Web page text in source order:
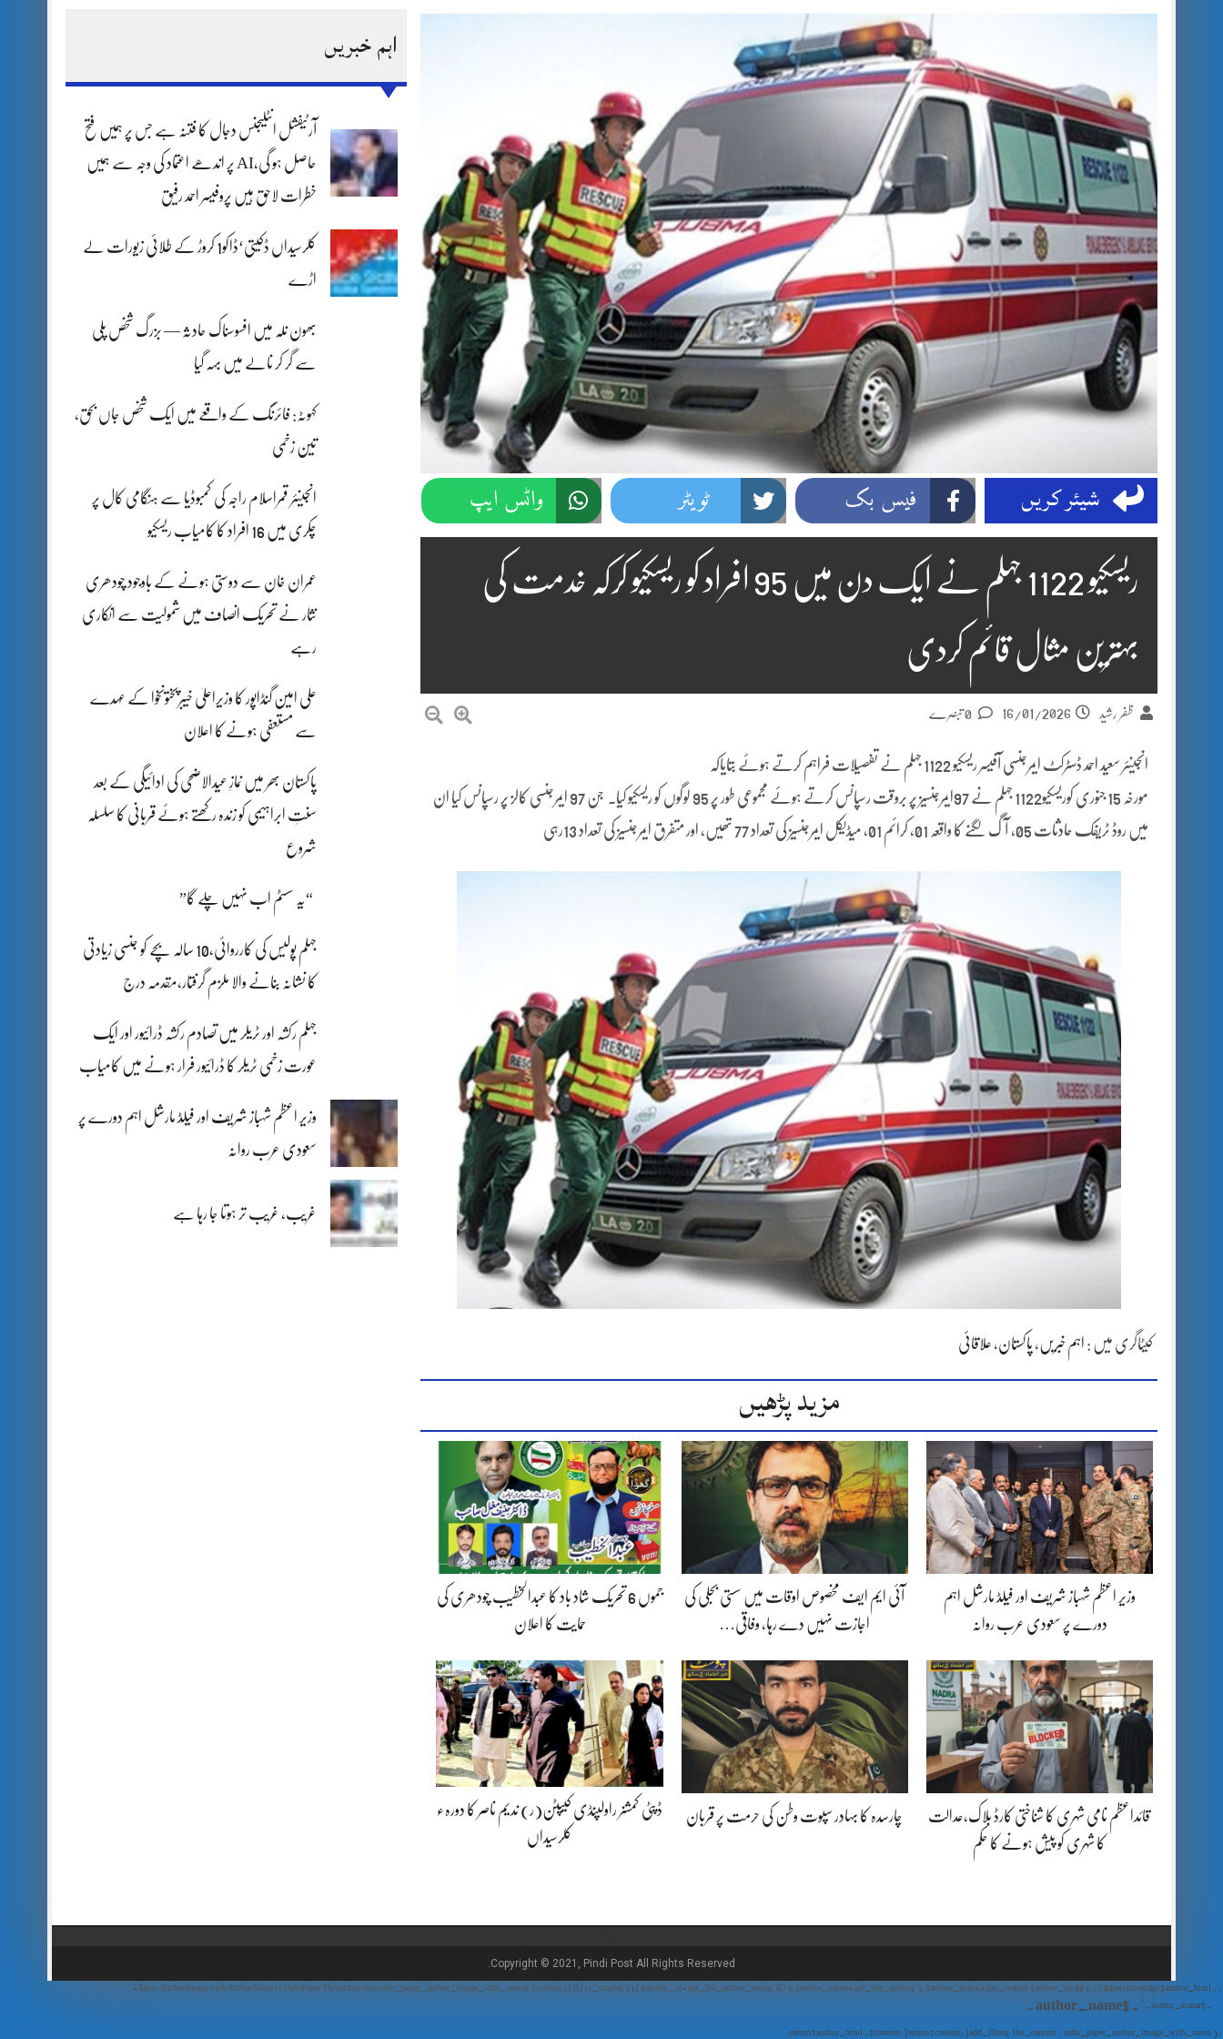
اہم خبریں
آرٹیفشل انٹلیجنس دجال کا فتنہ ہے جس پر ہمیں فتح
حاصل ہو گی،AI پر اندھے اعتماد کی وجہ سے ہمیں
خطرات لاحق ہیں پروفیسر احمد رفیق
کلرسیداں ڈکیتی‘ڈاکو1 کروڑ کے طلائی زیورات لے
اڑے
بھون نلہ میں افسوسناک حادثہ — بزرگ شخص پلی
سے گر کر نالے میں بہہ گیا
کہوٹہ: فائرنگ کے واقعے میں ایک شخص جاں بحق،
تین زخمی
انجینئر قمراسلام راجہ کی کمبوڈیا سے ہنگامی کال پر
چکری میں 16 افراد کا کامیاب ریسکیو
عمران خان سے دوستی ہونے کے باوجود چودھری
نثار نے تحریک انصاف میں شمولیت سے انکاری
رہے
علی امین گنڈاپور کا وزیراعلیٰ خیبرپختونخوا کے عہدے
سے مستعفی ہونے کا اعلان
پاکستان بھر میں نمازِ عیدالاضحی کی ادائیگی کے بعد
سنتِ ابراہیمی کو زندہ رکھتے ہوئے قربانی کا سلسلہ
شروع
“یہ سسٹم اب نہیں چلے گا”
جہلم پولیس کی کارروائی،10 سالہ بچے کو جنسی زیادتی
کا نشانہ بنانے والا ملزم گرفتار،مقدمہ درج
جہلم رکشہ اور ٹریلر میں تصادم رکشہ ڈرائیور اور ایک
عورت زخمی ٹریلر کا ڈرائیور فرار ہونے میں کامیاب
وزیر اعظم شہباز شریف اور فیلڈ مارشل اہم دورے پر
سعودی عرب روانہ
غریب، غریب تر ہوتا جا رہا ہے
شیئر کریں فیس بک ٹویٹر واٹس ایپ
ریسکیو 1122 جہلم نے ایک دن میں 95 افراد کو ریسکیو کرکہ خدمت کی
بہترین مثال قائم کردی
ظفر رشید 16/01/2026
انجینئر سعید احمد ڈسٹرکٹ ایمرجنسی آفیسر ریسکیو 1122 جہلم نے تفصیلات فراہم کرتے ہوئے بتایاکہ
مورخہ 15 جنوری کوریسکیو1122 جہلم نے 97ایمرجنسیز پر بروقت رسپانس کرتے ہوئے مجموعی طور پر 95 لوگوں کو ریسکیو کیا۔ جن 97 ایمرجنسی کالز پر رسپانس کیا ان
میں روڈ ٹریفک حادثات 05، آگ لگنے کا واقعہ 01، کرائم 01، میڈیکل ایمرجنسیز کی تعداد 77 تھیں, اور متفرق ایمرجنسیز کی تعداد 13رہی
کیٹاگری میں : اہم خبریں ، پاکستان، علاقائی
مزید پڑھیں
وزیر اعظم شہباز شریف اور فیلڈ مارشل اہم
دورے پر سعودی عرب روانہ
آئی ایم ایف مخصوص اوقات میں سستی بجلی کی
اجازت نہیں دے رہا، وفاقی…
جموں 6 تحریک شاد باد کا عبدالخطیب چودھری کی
حمایت کا اعلان
قائداعظم نامی شہری کا شناختی کارڈ بلاک،عدالت
کا شہری کو پیش ہونے کا حکم
چارسدہ کا بہادر سپوت وطن کی حرمت پر قربان
ڈپٹی کمشنر راولپنڈی کیپٹن(ر) ندیم ناصر کا دورہء
کلرسیداں
Copyright © 2021, Pindi Post All Rights Reserved.
// Show Author Image with Author Name in UrduPaper Theme function urdu_paper_author_image_with_name($content) { if (is_single()) { $author_id = get_the_author_meta('ID'); $author_name = get_the_author(); $author_avatar = get_avatar($author_id, 48); // 48px size image $author_html = '
' . $author_avatar . '
' . $author_name . '
'; return $author_html . $content; } return $content; } add_filter('the_content', 'urdu_paper_author_image_with_name');